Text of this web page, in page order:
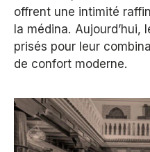
offrent une intimité
la médina.
prisés pour leur
de confort moderne.